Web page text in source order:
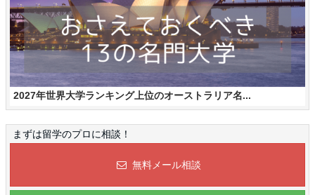
2027年世界大学ランキング上位のオーストラリア名...
まずは留学のプロに相談！
無料メール相談